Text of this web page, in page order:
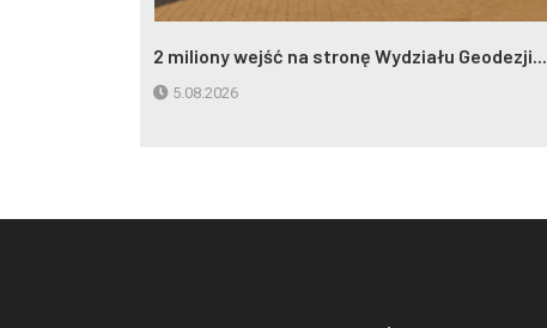
2 miliony wejść na stronę Wydziału Geodezji...
5.08.2026